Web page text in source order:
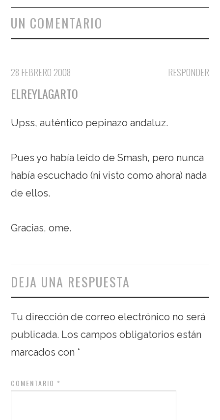
UN COMENTARIO
RESPONDER
28 FEBRERO 2008
ELREYLAGARTO
Upss, auténtico pepinazo andaluz.
Pues yo había leído de Smash, pero nunca
había escuchado (ni visto como ahora) nada
de ellos.
Gracias, ome.
DEJA UNA RESPUESTA
Tu dirección de correo electrónico no será
publicada. Los campos obligatorios están
marcados con *
COMENTARIO *